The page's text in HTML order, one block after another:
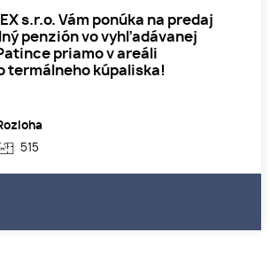
s.r.o. Vám ponúka na predaj
penzión vo vyhľadávanej
priamo v areáli
termálneho kúpaliska!
515